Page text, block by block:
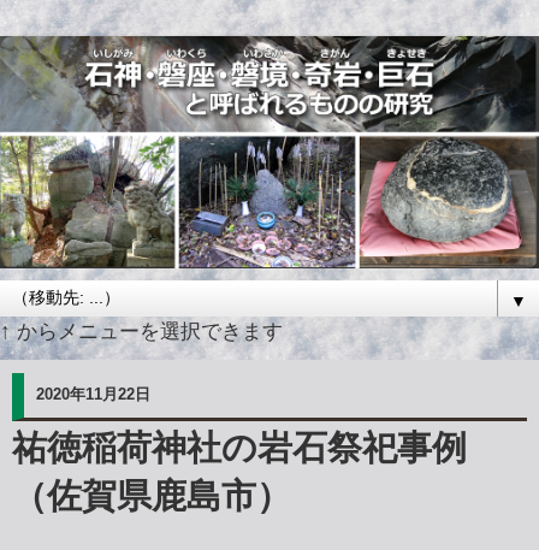
▼
↑ からメニューを選択できます
2020年11月22日
祐徳稲荷神社の岩石祭祀事例
（佐賀県鹿島市）